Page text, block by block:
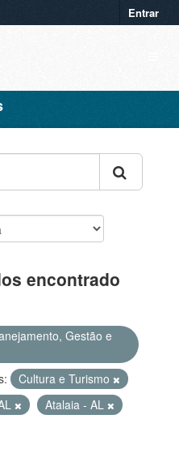
Entrar
encontrado
Gestão e
Cultura e Turismo
Atalaia - AL